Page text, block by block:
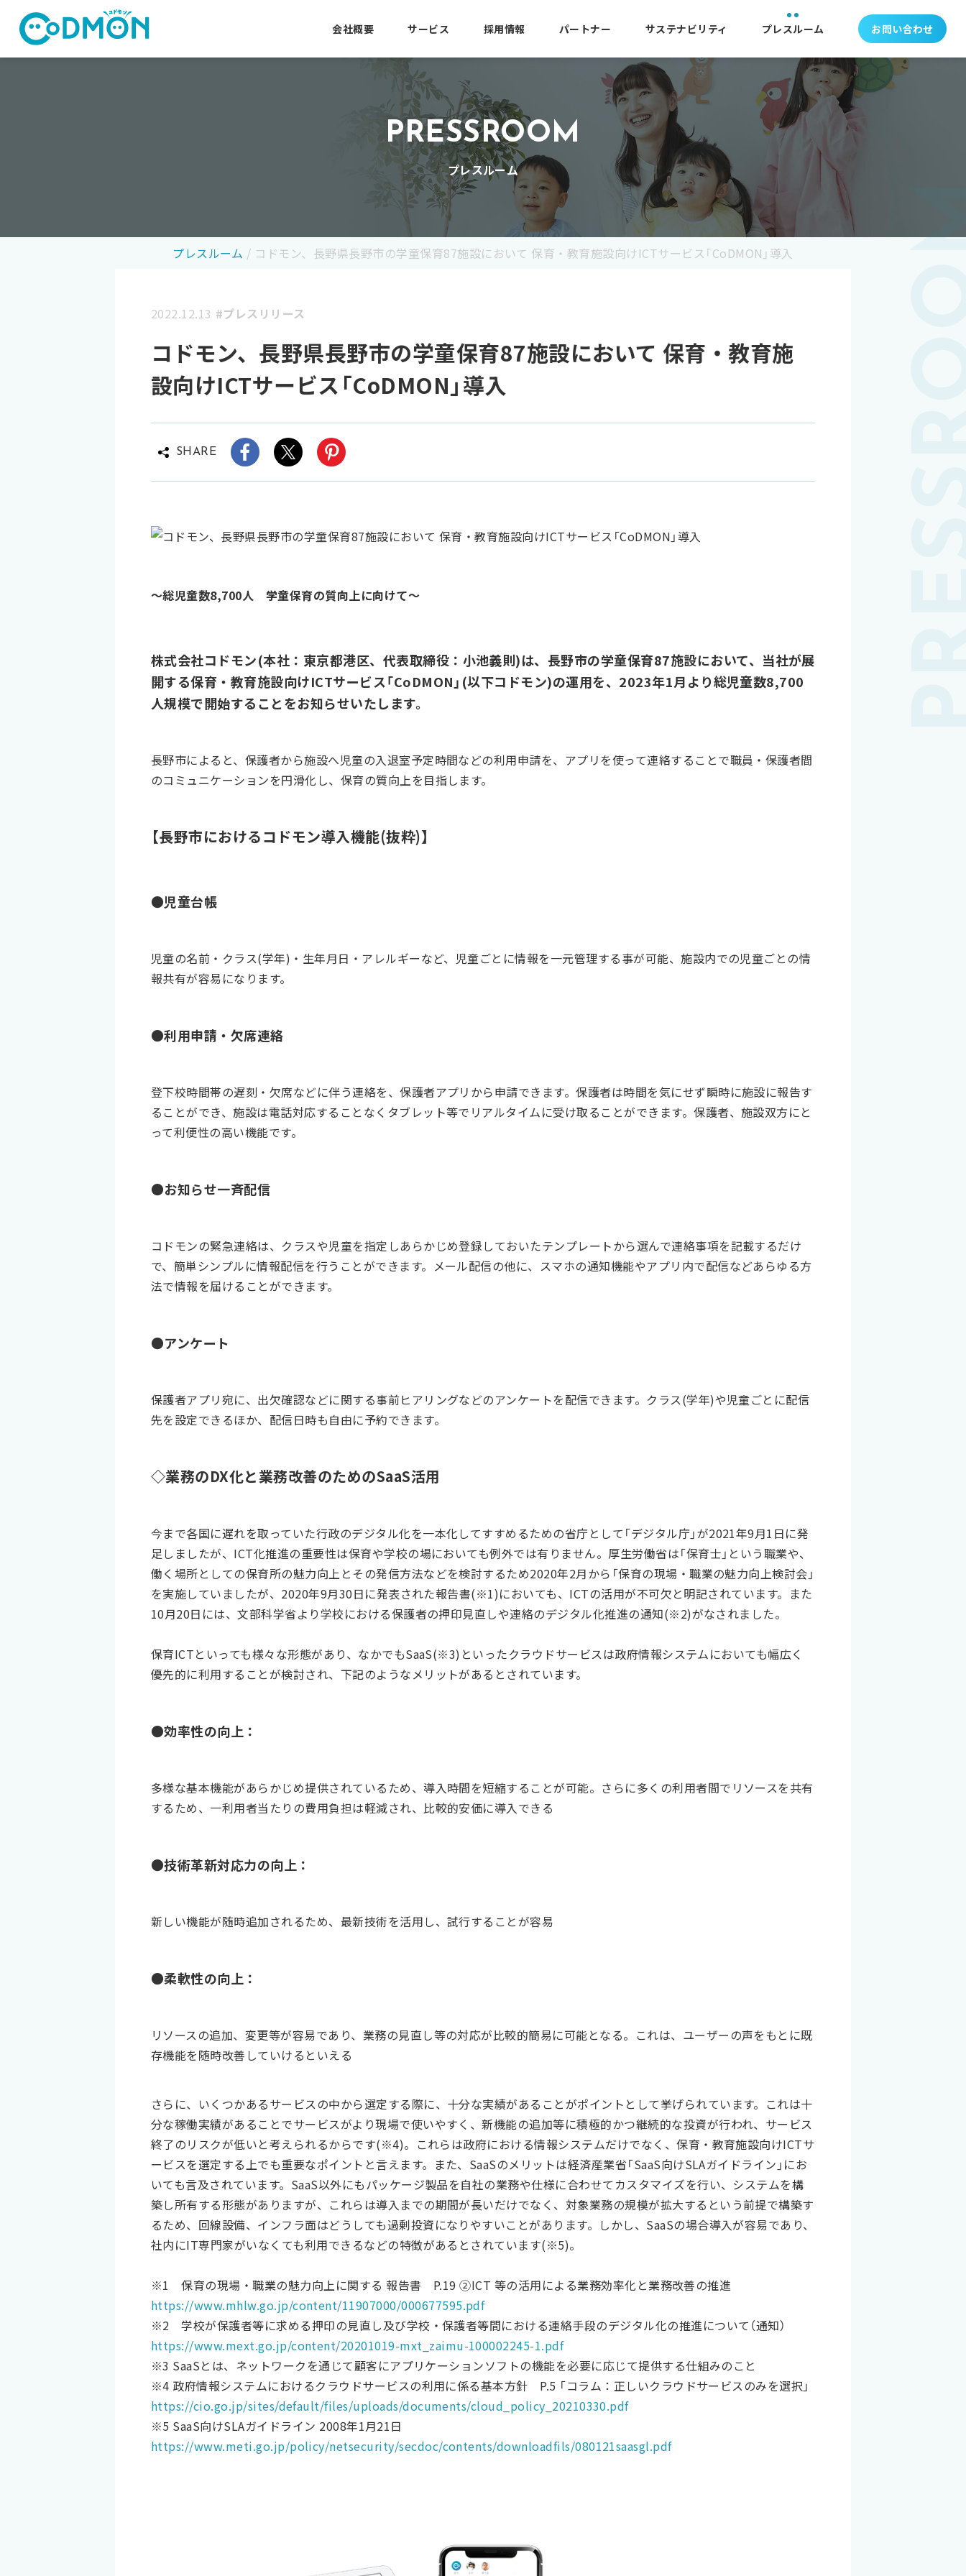
コドモン
会社概要 サービス 採用情報 パートナー サステナビリティ プレスルーム お問い合わせ
PRESSROOM
プレスルーム
プレスルーム / コドモン、長野県長野市の学童保育87施設において 保育・教育施設向けICTサービス「CoDMON」導入
2022.12.13 #プレスリリース
コドモン、長野県長野市の学童保育87施設において 保育・教育施
設向けICTサービス「CoDMON」導入
SHARE
～総児童数8,700人 学童保育の質向上に向けて～
株式会社コドモン(本社：東京都港区、代表取締役：小池義則)は、長野市の学童保育87施設において、当社が展
開する保育・教育施設向けICTサービス「CoDMON」(以下コドモン)の運用を、2023年1月より総児童数8,700
人規模で開始することをお知らせいたします。
長野市によると、保護者から施設へ児童の入退室予定時間などの利用申請を、アプリを使って連絡することで職員・保護者間
のコミュニケーションを円滑化し、保育の質向上を目指します。
【長野市におけるコドモン導入機能(抜粋)】
●児童台帳
児童の名前・クラス(学年)・生年月日・アレルギーなど、児童ごとに情報を一元管理する事が可能、施設内での児童ごとの情
報共有が容易になります。
●利用申請・欠席連絡
登下校時間帯の遅刻・欠席などに伴う連絡を、保護者アプリから申請できます。保護者は時間を気にせず瞬時に施設に報告す
ることができ、施設は電話対応することなくタブレット等でリアルタイムに受け取ることができます。保護者、施設双方にと
って利便性の高い機能です。
●お知らせ一斉配信
コドモンの緊急連絡は、クラスや児童を指定しあらかじめ登録しておいたテンプレートから選んで連絡事項を記載するだけ
で、簡単シンプルに情報配信を行うことができます。メール配信の他に、スマホの通知機能やアプリ内で配信などあらゆる方
法で情報を届けることができます。
●アンケート
保護者アプリ宛に、出欠確認などに関する事前ヒアリングなどのアンケートを配信できます。クラス(学年)や児童ごとに配信
先を設定できるほか、配信日時も自由に予約できます。
◇業務のDX化と業務改善のためのSaaS活用
今まで各国に遅れを取っていた行政のデジタル化を一本化してすすめるための省庁として「デジタル庁」が2021年9月1日に発
足しましたが、ICT化推進の重要性は保育や学校の場においても例外では有りません。厚生労働省は「保育士」という職業や、
働く場所としての保育所の魅力向上とその発信方法などを検討するため2020年2月から「保育の現場・職業の魅力向上検討会」
を実施していましたが、2020年9月30日に発表された報告書(※1)においても、ICTの活用が不可欠と明記されています。また
10月20日には、文部科学省より学校における保護者の押印見直しや連絡のデジタル化推進の通知(※2)がなされました。
保育ICTといっても様々な形態があり、なかでもSaaS(※3)といったクラウドサービスは政府情報システムにおいても幅広く
優先的に利用することが検討され、下記のようなメリットがあるとされています。
●効率性の向上：
多様な基本機能があらかじめ提供されているため、導入時間を短縮することが可能。さらに多くの利用者間でリソースを共有
するため、一利用者当たりの費用負担は軽減され、比較的安価に導入できる
●技術革新対応力の向上：
新しい機能が随時追加されるため、最新技術を活用し、試行することが容易
●柔軟性の向上：
リソースの追加、変更等が容易であり、業務の見直し等の対応が比較的簡易に可能となる。これは、ユーザーの声をもとに既
存機能を随時改善していけるといえる
さらに、いくつかあるサービスの中から選定する際に、十分な実績があることがポイントとして挙げられています。これは十
分な稼働実績があることでサービスがより現場で使いやすく、新機能の追加等に積極的かつ継続的な投資が行われ、サービス
終了のリスクが低いと考えられるからです(※4)。これらは政府における情報システムだけでなく、保育・教育施設向けICTサ
ービスを選定する上でも重要なポイントと言えます。また、SaaSのメリットは経済産業省「SaaS向けSLAガイドライン」にお
いても言及されています。SaaS以外にもパッケージ製品を自社の業務や仕様に合わせてカスタマイズを行い、システムを構
築し所有する形態がありますが、これらは導入までの期間が長いだけでなく、対象業務の規模が拡大するという前提で構築す
るため、回線設備、インフラ面はどうしても過剰投資になりやすいことがあります。しかし、SaaSの場合導入が容易であり、
社内にIT専門家がいなくても利用できるなどの特徴があるとされています(※5)。
※1 保育の現場・職業の魅力向上に関する 報告書 P.19 ②ICT 等の活用による業務効率化と業務改善の推進
https://www.mhlw.go.jp/content/11907000/000677595.pdf
※2 学校が保護者等に求める押印の見直し及び学校・保護者等間における連絡手段のデジタル化の推進について（通知）
https://www.mext.go.jp/content/20201019-mxt_zaimu-100002245-1.pdf
※3 SaaSとは、ネットワークを通じて顧客にアプリケーションソフトの機能を必要に応じて提供する仕組みのこと
※4 政府情報システムにおけるクラウドサービスの利用に係る基本方針 P.5 「コラム：正しいクラウドサービスのみを選択」
https://cio.go.jp/sites/default/files/uploads/documents/cloud_policy_20210330.pdf
※5 SaaS向けSLAガイドライン 2008年1月21日
https://www.meti.go.jp/policy/netsecurity/secdoc/contents/downloadfils/080121saasgl.pdf